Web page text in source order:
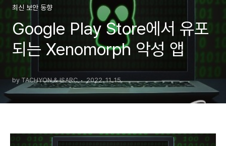
최신 보안 동향
Google Play Store에서 유포
되는 Xenomorph 악성 앱
by TACHYON & ISARC 2022. 11. 15.